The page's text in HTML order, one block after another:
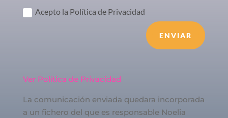
Acepto la Política de Privacidad
ENVIAR
Ver Política de Privacidad
La comunicación enviada quedara incorporada
a un fichero del que es responsable Noelia